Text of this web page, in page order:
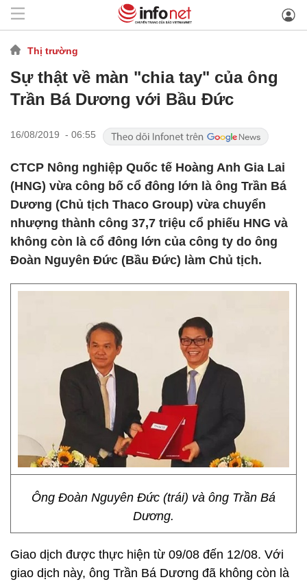
Thị trường
Sự thật về màn "chia tay" của ông
Trần Bá Dương với Bầu Đức
16/08/2019 - 06:55
CTCP Nông nghiệp Quốc tế Hoàng Anh Gia Lai
(HNG) vừa công bố cổ đông lớn là ông Trần Bá
Dương (Chủ tịch Thaco Group) vừa chuyển
nhượng thành công 37,7 triệu cổ phiếu HNG và
không còn là cổ đông lớn của công ty do ông
Đoàn Nguyên Đức (Bầu Đức) làm Chủ tịch.
Ông Đoàn Nguyên Đức (trái) và ông Trần Bá
Dương.
Giao dịch được thực hiện từ 09/08 đến 12/08. Với
giao dịch này, ông Trần Bá Dương đã không còn là